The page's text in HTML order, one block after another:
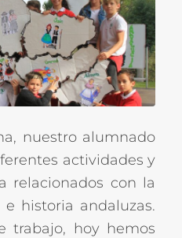
nuestro alumnado
actividades y
relacionados con la
historia andaluzas.
trabajo, hoy hemos